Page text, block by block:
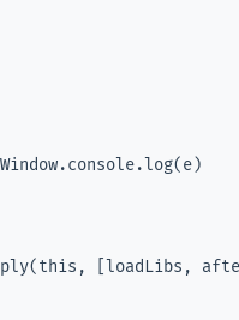
[loadLibs,